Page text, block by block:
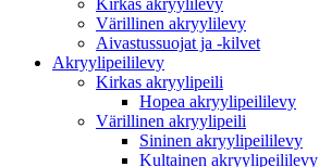
Kirkas akryylilevy
Värillinen akryylilevy
Aivastussuojat ja -kilvet
Akryylipeililevy
Kirkas akryylipeili
Hopea akryylipeililevy
Värillinen akryylipeili
Sininen akryylipeililevy
Kultainen akryylipeililevy